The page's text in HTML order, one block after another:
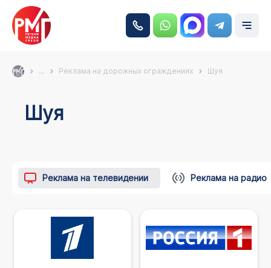
... Реклама на дорожных ограждениях Шуя
Шуя
Реклама на телевидении Реклама на радио